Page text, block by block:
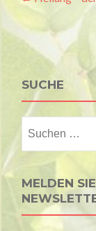
SUCHE
nach:
MELDEN